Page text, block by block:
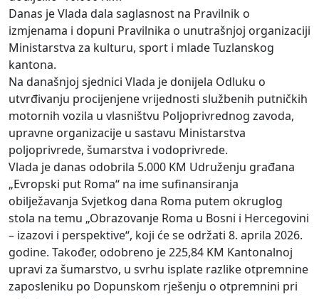
Danas je Vlada dala saglasnost na Pravilnik o
izmjenama i dopuni Pravilnika o unutrašnjoj organizaciji
Ministarstva za kulturu, sport i mlade Tuzlanskog
kantona.
Na današnjoj sjednici Vlada je donijela Odluku o
utvrđivanju procijenjene vrijednosti službenih putničkih
motornih vozila u vlasništvu Poljoprivrednog zavoda,
upravne organizacije u sastavu Ministarstva
poljoprivrede, šumarstva i vodoprivrede.
Vlada je danas odobrila 5.000 KM Udruženju građana
„Evropski put Roma“ na ime sufinansiranja
obilježavanja Svjetkog dana Roma putem okruglog
stola na temu „Obrazovanje Roma u Bosni i Hercegovini
– izazovi i perspektive“, koji će se održati 8. aprila 2026.
godine. Također, odobreno je 225,84 KM Kantonalnoj
upravi za šumarstvo, u svrhu isplate razlike otpremnine
zaposleniku po Dopunskom rješenju o otpremnini pri